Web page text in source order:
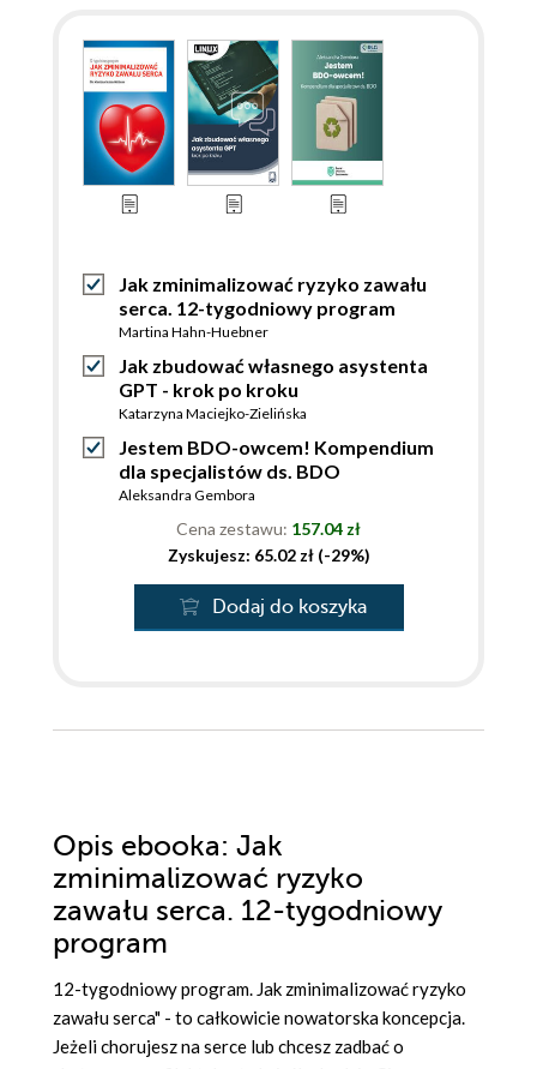
Jak zminimalizować ryzyko zawału
serca. 12-tygodniowy program
Martina Hahn-Huebner
Jak zbudować własnego asystenta
GPT - krok po kroku
Katarzyna Maciejko-Zielińska
Jestem BDO-owcem! Kompendium
dla specjalistów ds. BDO
Aleksandra Gembora
Cena zestawu: 157.04 zł
Zyskujesz: 65.02 zł (-29%)
Dodaj do koszyka
Opis ebooka: Jak
zminimalizować ryzyko
zawału serca. 12-tygodniowy
program
12-tygodniowy program. Jak zminimalizować ryzyko
zawału serca" - to całkowicie nowatorska koncepcja.
Jeżeli chorujesz na serce lub chcesz zadbać o